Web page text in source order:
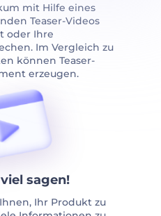
mit Hilfe eines
Teaser-Videos
oder Ihre
Im Vergleich zu
können Teaser-
erzeugen.
sagen!
Ihr Produkt zu